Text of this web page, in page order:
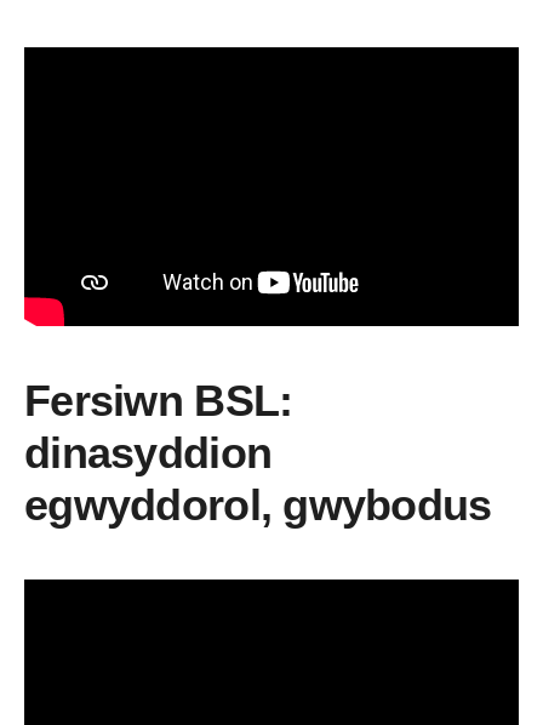
Fersiwn BSL:
dinasyddion
egwyddorol, gwybodus